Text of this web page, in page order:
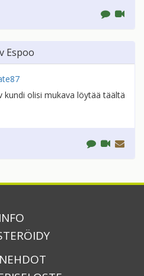
Espoo
kundi olisi mukava löytää täältä
INFO